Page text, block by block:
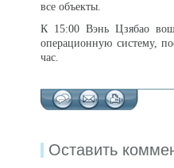
все объекты.
К 15:00 Вэнь Цзябао
операционную систему,
час.
Оставить